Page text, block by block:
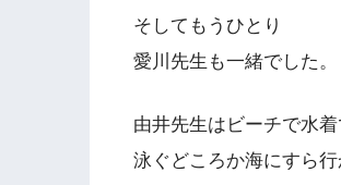
そしてもうひとり
愛川先生も一緒でした。
由井先生はビーチで水
泳ぐどころか海にすら行